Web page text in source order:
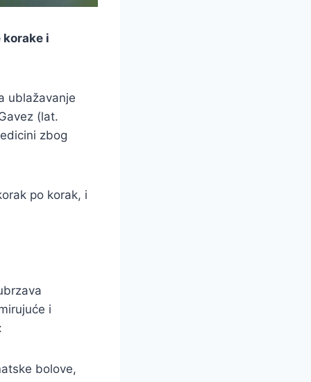
i
ublažavanje
(lat.
zbog
po korak, i
i
bolove,